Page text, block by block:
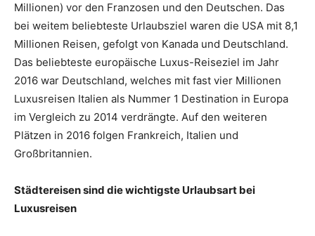
Millionen) vor den Franzosen und den Deutschen. Das
bei weitem beliebteste Urlaubsziel waren die USA mit 8,1
Millionen Reisen, gefolgt von Kanada und Deutschland.
Das beliebteste europäische Luxus-Reiseziel im Jahr
2016 war Deutschland, welches mit fast vier Millionen
Luxusreisen Italien als Nummer 1 Destination in Europa
im Vergleich zu 2014 verdrängte. Auf den weiteren
Plätzen in 2016 folgen Frankreich, Italien und
Großbritannien.
Städtereisen sind die wichtigste Urlaubsart bei
Luxusreisen